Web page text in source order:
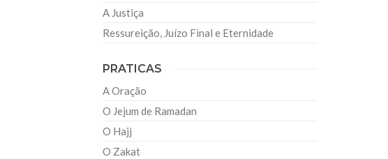
A Justiça
Ressureição, Juízo Final e Eternidade
PRATICAS
A Oração
O Jejum de Ramadan
O Hajj
O Zakat